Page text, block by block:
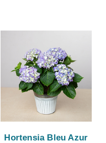
Hortensia Bleu Azur